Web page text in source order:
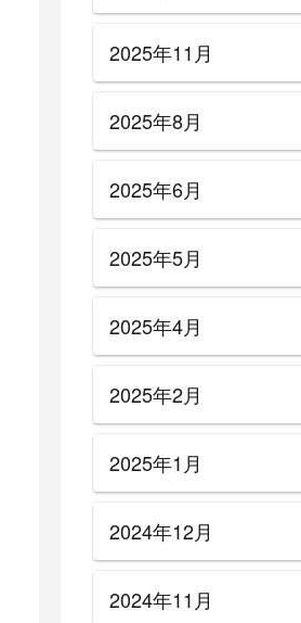
2025年11月
2025年8月
2025年6月
2025年5月
2025年4月
2025年2月
2025年1月
2024年12月
2024年11月